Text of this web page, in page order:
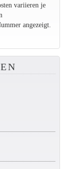
variieren je
angezeigt.